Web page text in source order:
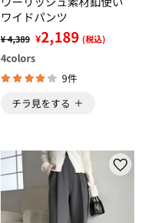
ワイドパンツ
¥ 4,389 ¥2,189 (税込)
4colors
9件
チラ見をする